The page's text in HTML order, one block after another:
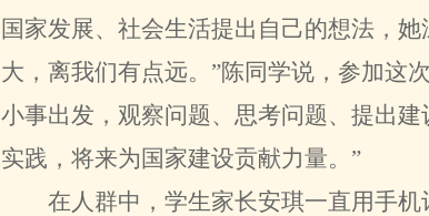
国家发展、社会生活提出自己的想法，
大，离我们有点远。”陈同学说，参加这
小事出发，观察问题、思考问题、提出
实践，将来为国家建设贡献力量。”
在人群中，学生家长安琪一直用手机